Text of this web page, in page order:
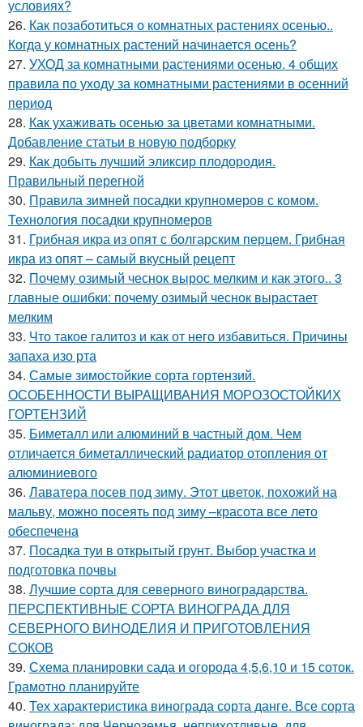
условиях?
26. Как позаботиться о комнатных растениях осенью..
Когда у комнатных растений начинается осень?
27. УХОД за комнатными растениями осенью. 4 общих
правила по уходу за комнатными растениями в осенний
период
28. Как ухаживать осенью за цветами комнатными.
Добавление статьи в новую подборку
29. Как добыть лучший эликсир плодородия.
Правильный перегной
30. Правила зимней посадки крупномеров с комом.
Технология посадки крупномеров
31. Грибная икра из опят с болгарским перцем. Грибная
икра из опят – самый вкусный рецепт
32. Почему озимый чеснок вырос мелким и как этого.. 3
главные ошибки: почему озимый чеснок вырастает
мелким
33. Что такое галитоз и как от него избавиться. Причины
запаха изо рта
34. Самые зимостойкие сорта гортензий.
ОСОБЕННОСТИ ВЫРАЩИВАНИЯ МОРОЗОСТОЙКИХ
ГОРТЕНЗИЙ
35. Биметалл или алюминий в частный дом. Чем
отличается биметаллический радиатор отопления от
алюминиевого
36. Лаватера посев под зиму. Этот цветок, похожий на
мальву, можно посеять под зиму –красота все лето
обеспечена
37. Посадка туи в открытый грунт. Выбор участка и
подготовка почвы
38. Лучшие сорта для северного виноградарства.
ПЕРСПЕКТИВНЫЕ СОРТА ВИНОГРАДА ДЛЯ
CЕВЕРНОГО ВИНОДЕЛИЯ И ПРИГОТОВЛЕНИЯ
СОКОВ
39. Схема планировки сада и огорода 4,5,6,10 и 15 соток.
Грамотно планируйте
40. Тех характеристика винограда сорта данге. Все сорта